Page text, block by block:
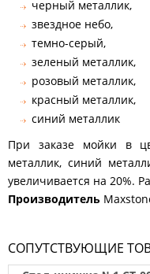
черный металлик,
звездное небо,
темно-серый,
зеленый металлик,
розовый металлик,
красный металлик,
синий металлик
При заказе мойки в
металлик, синий
увеличивается на 20%.
Производитель
СОПУТСТВУЮЩИЕ